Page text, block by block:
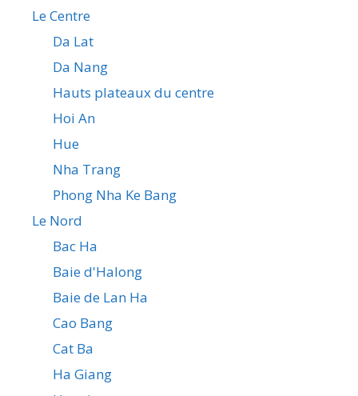
Le Centre
Da Lat
Da Nang
Hauts plateaux du centre
Hoi An
Hue
Nha Trang
Phong Nha Ke Bang
Le Nord
Bac Ha
Baie d'Halong
Baie de Lan Ha
Cao Bang
Cat Ba
Ha Giang